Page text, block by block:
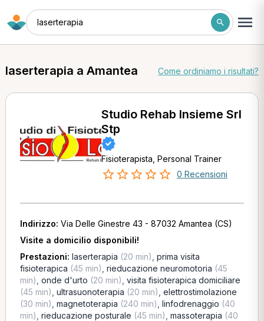
laserterapia
laserterapia a Amantea Come ordiniamo i risultati?
Studio Rehab Insieme Srl
Stp
Fisioterapista, Personal Trainer
0 Recensioni
Indirizzo: Via Delle Ginestre 43 - 87032 Amantea (CS)
Visite a domicilio disponibili!
Prestazioni: laserterapia (20 min) prima visita
fisioterapica (45 min) rieducazione neuromotoria (45
min) onde d'urto (20 min) visita fisioterapica domiciliare
(45 min) ultrasuonoterapia (20 min) elettrostimolazione
(30 min) magnetoterapia (240 min) linfodrenaggio (40
min) rieducazione posturale (45 min) massoterapia (40